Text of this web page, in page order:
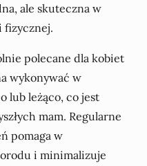
ale skuteczna w
fizycznej.
polecane dla kobiet
wykonywać w
lub leżąco, co jest
mam. Regularne
pomaga w
i minimalizuje